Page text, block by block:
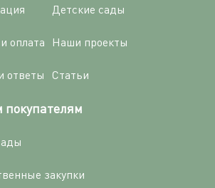
оплата
ответы
Детские сады
Наши проекты
Статьи
закупки